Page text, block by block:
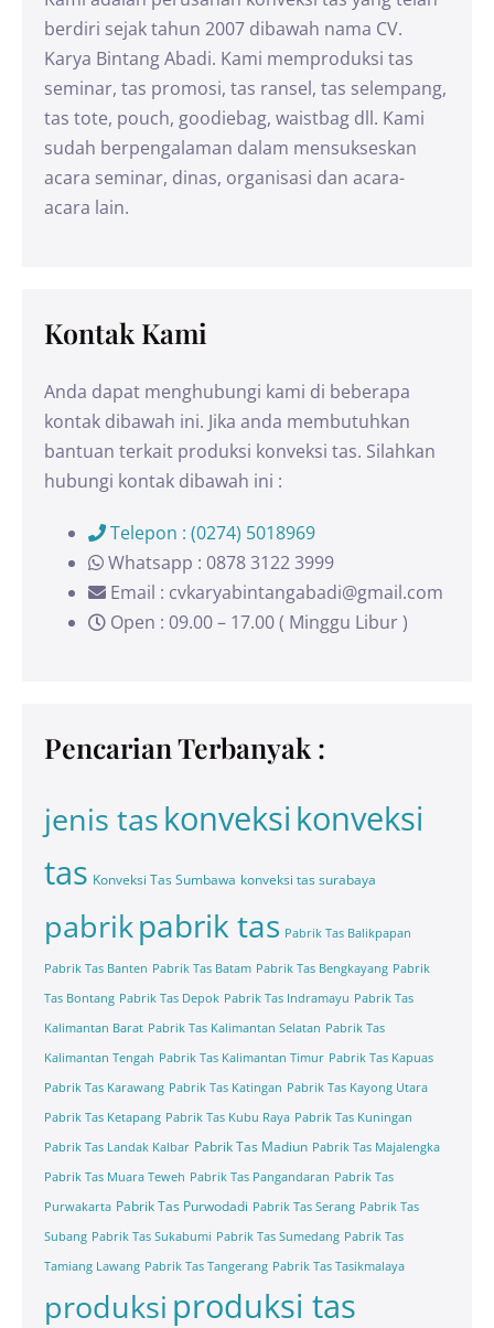
berdiri sejak tahun 2007 dibawah nama CV.
Karya Bintang Abadi. Kami memproduksi tas
seminar, tas promosi, tas ransel, tas selempang,
tas tote, pouch, goodiebag, waistbag dll. Kami
sudah berpengalaman dalam mensukseskan
acara seminar, dinas, organisasi dan acara-
acara lain.
Kontak Kami
Anda dapat menghubungi kami di beberapa
kontak dibawah ini. Jika anda membutuhkan
bantuan terkait produksi konveksi tas. Silahkan
hubungi kontak dibawah ini :
Telepon : (0274) 5018969
Whatsapp : 0878 3122 3999
Email : cvkaryabintangabadi@gmail.com
Open : 09.00 – 17.00 ( Minggu Libur )
Pencarian Terbanyak :
jenis taskonveksi konveksi
tas Konveksi Tas Sumbawa konveksi tas surabaya
pabrikpabrik tas Pabrik Tas Balikpapan
Pabrik Tas Banten Pabrik Tas Batam Pabrik Tas Bengkayang Pabrik
Tas Bontang Pabrik Tas Depok Pabrik Tas Indramayu Pabrik Tas
Kalimantan Barat Pabrik Tas Kalimantan Selatan Pabrik Tas
Kalimantan Tengah Pabrik Tas Kalimantan Timur Pabrik Tas Kapuas
Pabrik Tas Karawang Pabrik Tas Katingan Pabrik Tas Kayong Utara
Pabrik Tas Ketapang Pabrik Tas Kubu Raya Pabrik Tas Kuningan
Pabrik Tas Landak Kalbar Pabrik Tas Madiun Pabrik Tas Majalengka
Pabrik Tas Muara Teweh Pabrik Tas Pangandaran Pabrik Tas
Purwakarta Pabrik Tas Purwodadi Pabrik Tas Serang Pabrik Tas
Subang Pabrik Tas Sukabumi Pabrik Tas Sumedang Pabrik Tas
Tamiang Lawang Pabrik Tas Tangerang Pabrik Tas Tasikmalaya
produksi produksi tas